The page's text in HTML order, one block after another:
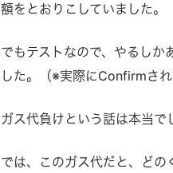
額をとおりこしていました。
でもテストなので、やるしか
した。（※実際にConfirmさ
ガス代負けという話は本当で
では、このガス代だと、ど